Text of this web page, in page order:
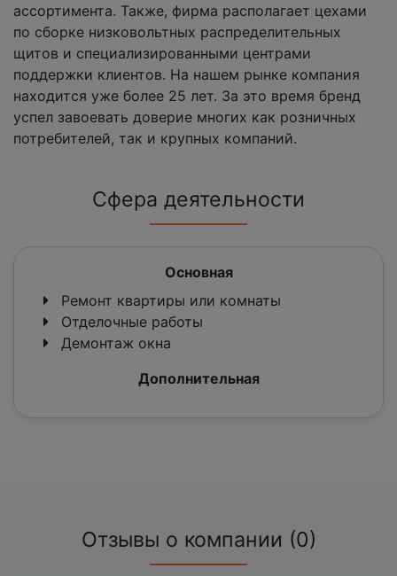
ассортимента. Также, фирма располагает цехами
по сборке низковольтных распределительных
щитов и специализированными центрами
поддержки клиентов. На нашем рынке компания
находится уже более 25 лет. За это время бренд
успел завоевать доверие многих как розничных
потребителей, так и крупных компаний.
Сфера деятельности
Основная
Ремонт квартиры или комнаты
Отделочные работы
Демонтаж окна
Дополнительная
Отзывы о компании (0)